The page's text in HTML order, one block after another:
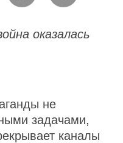
оказалась
не
задачами,
каналы